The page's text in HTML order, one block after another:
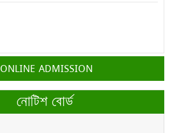
ONLINE ADMISSION
নোটিশ বোর্ড